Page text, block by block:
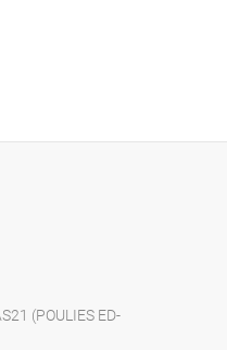
(POULIES ED-